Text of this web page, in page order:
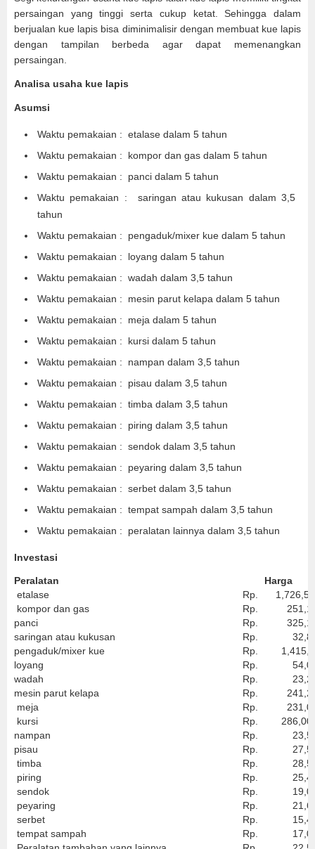
persaingan yang tinggi serta cukup ketat. Sehingga dalam
berjualan kue lapis bisa diminimalisir dengan membuat kue lapis
dengan tampilan berbeda agar dapat memenangkan
persaingan.
Analisa usaha kue lapis
Asumsi
Waktu pemakaian : etalase dalam 5 tahun
Waktu pemakaian : kompor dan gas dalam 5 tahun
Waktu pemakaian : panci dalam 5 tahun
Waktu pemakaian : saringan atau kukusan dalam 3,5
tahun
Waktu pemakaian : pengaduk/mixer kue dalam 5 tahun
Waktu pemakaian : loyang dalam 5 tahun
Waktu pemakaian : wadah dalam 3,5 tahun
Waktu pemakaian : mesin parut kelapa dalam 5 tahun
Waktu pemakaian : meja dalam 5 tahun
Waktu pemakaian : kursi dalam 5 tahun
Waktu pemakaian : nampan dalam 3,5 tahun
Waktu pemakaian : pisau dalam 3,5 tahun
Waktu pemakaian : timba dalam 3,5 tahun
Waktu pemakaian : piring dalam 3,5 tahun
Waktu pemakaian : sendok dalam 3,5 tahun
Waktu pemakaian : peyaring dalam 3,5 tahun
Waktu pemakaian : serbet dalam 3,5 tahun
Waktu pemakaian : tempat sampah dalam 3,5 tahun
Waktu pemakaian : peralatan lainnya dalam 3,5 tahun
Investasi
Peralatan
Harga
etalase
Rp.
kompor dan gas
Rp.
panci
Rp.
saringan atau kukusan
Rp.
pengaduk/mixer kue
Rp.
loyang
Rp.
wadah
Rp.
mesin parut kelapa
Rp.
meja
Rp.
kursi
Rp.
nampan
Rp.
pisau
Rp.
timba
Rp.
piring
Rp.
sendok
Rp.
peyaring
Rp.
serbet
Rp.
tempat sampah
Rp.